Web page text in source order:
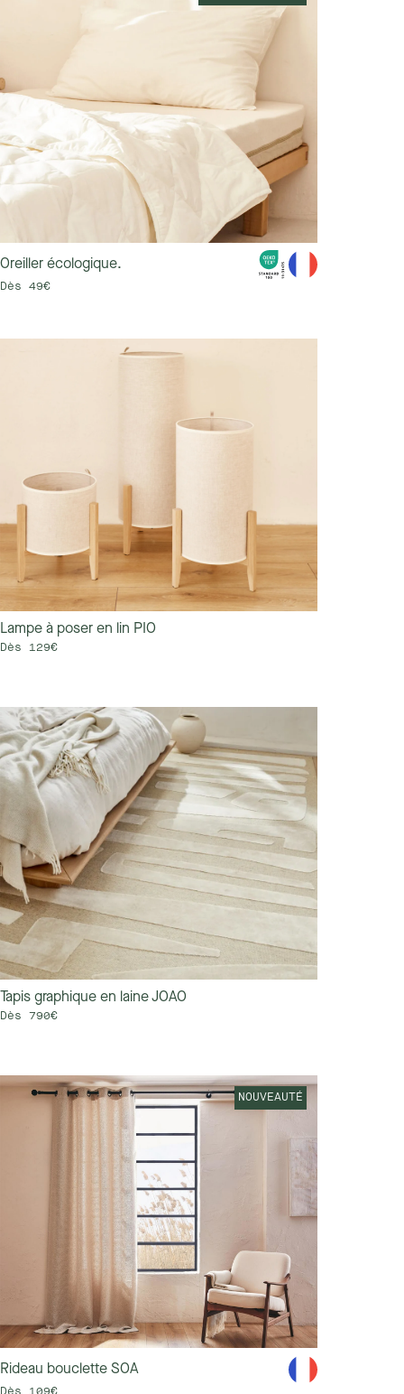
Oreiller écologique.
Dès 49€
Lampe à poser en lin PIO
Dès 129€
Tapis graphique en laine JOAO
Dès 790€
NOUVEAUTÉ
Rideau bouclette SOA
Dès 109€